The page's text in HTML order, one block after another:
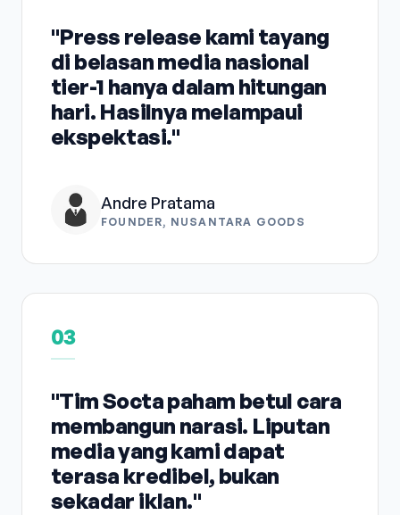
"Press release kami tayang
di belasan media nasional
tier-1 hanya dalam hitungan
hari. Hasilnya melampaui
ekspektasi."
Andre Pratama
FOUNDER, NUSANTARA GOODS
03
"Tim Socta paham betul cara
membangun narasi. Liputan
media yang kami dapat
terasa kredibel, bukan
sekadar iklan."